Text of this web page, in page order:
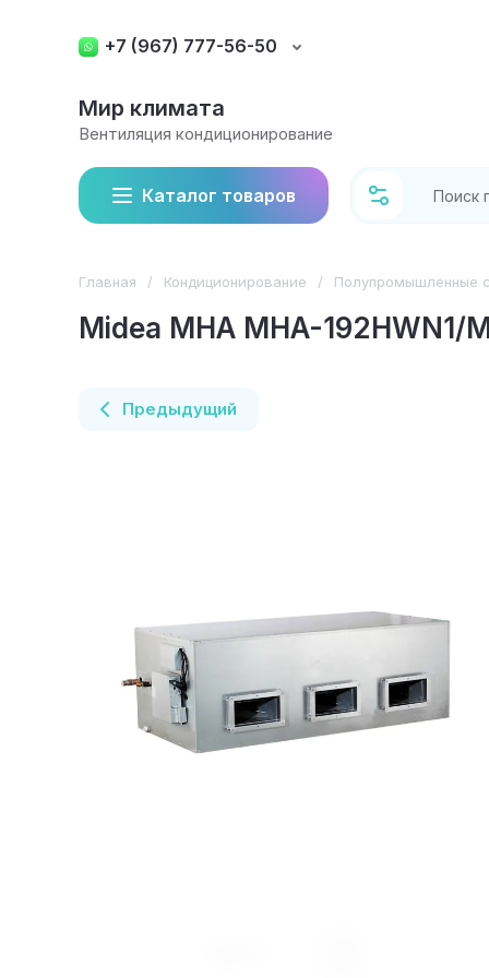
+7 (967) 777-56-50
Мир климата
Вентиляция кондиционирование
Каталог товаров
Главная / Кондиционирование / Полупромышленные
Midea MHA MHA-192HWN1/
Предыдущий